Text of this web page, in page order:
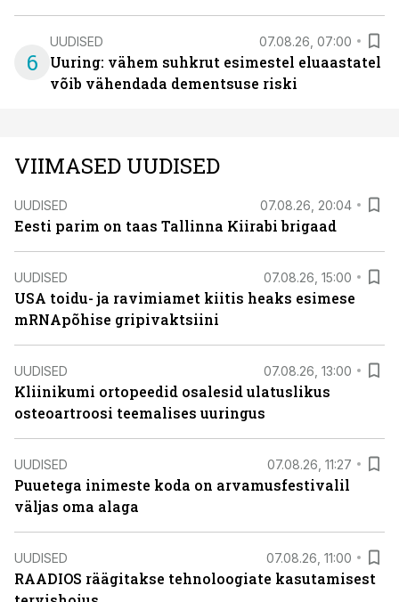
6
UUDISED 07.08.26, 07:00
Uuring: vähem suhkrut esimestel eluaastatel
võib vähendada dementsuse riski
VIIMASED UUDISED
UUDISED 07.08.26, 20:04
Eesti parim on taas Tallinna Kiirabi brigaad
UUDISED 07.08.26, 15:00
USA toidu- ja ravimiamet kiitis heaks esimese
mRNApõhise gripivaktsiini
UUDISED 07.08.26, 13:00
Kliinikumi ortopeedid osalesid ulatuslikus
osteoartroosi teemalises uuringus
UUDISED 07.08.26, 11:27
Puuetega inimeste koda on arvamusfestivalil
väljas oma alaga
UUDISED 07.08.26, 11:00
RAADIOS räägitakse tehnoloogiate kasutamisest